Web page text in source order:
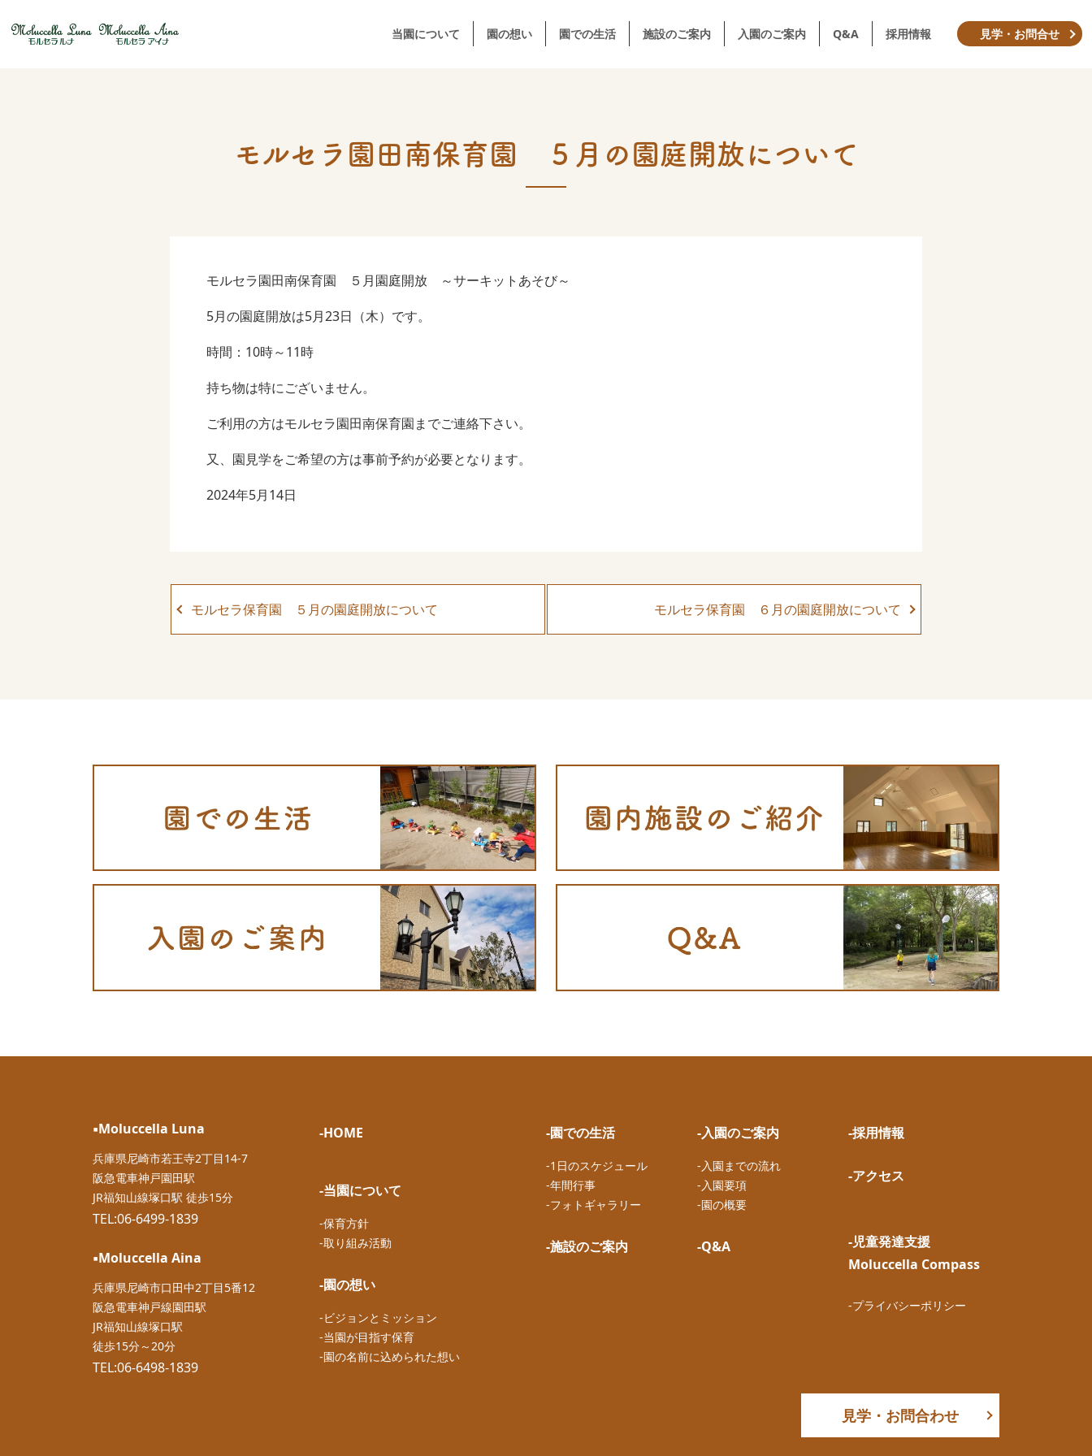
当園について 園の想い 園での生活 施設のご案内 入園のご案内 Q&A 採用情報 見学・お問合せ
モルセラ園田南保育園 ５月の園庭開放について
モルセラ園田南保育園 ５月園庭開放 ～サーキットあそび～
5月の園庭開放は5月23日（木）です。
時間：10時～11時
持ち物は特にございません。
ご利用の方はモルセラ園田南保育園までご連絡下さい。
又、園見学をご希望の方は事前予約が必要となります。
2024年5月14日
モルセラ保育園 ５月の園庭開放について モルセラ保育園 ６月の園庭開放について
▪︎Moluccella Luna
兵庫県尼崎市若王寺2丁目14-7
阪急電車神戸園田駅
JR福知山線塚口駅 徒歩15分
TEL:06-6499-1839
▪︎Moluccella Aina
兵庫県尼崎市口田中2丁目5番12
阪急電車神戸線園田駅
JR福知山線塚口駅
徒歩15分～20分
TEL:06-6498-1839
-HOME
-当園について
-保育方針
-取り組み活動
-園の想い
-ビジョンとミッション
-当園が目指す保育
-園の名前に込められた想い
-園での生活
-1日のスケジュール
-年間行事
-フォトギャラリー
-施設のご案内
-入園のご案内
-入園までの流れ
-入園要項
-園の概要
-Q&A
-採用情報
-アクセス
-児童発達支援
Moluccella Compass
-プライバシーポリシー
見学・お問合わせ